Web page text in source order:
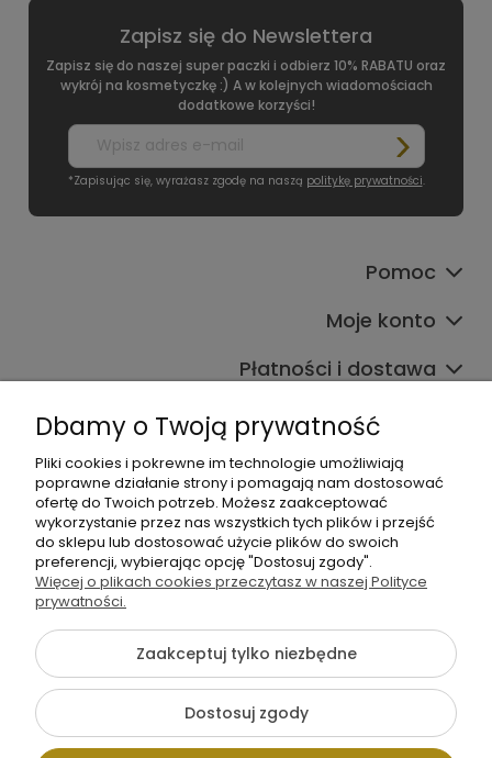
Zapisz się do Newslettera
Zapisz się do naszej super paczki i odbierz 10% RABATU oraz
wykrój na kosmetyczkę :) A w kolejnych wiadomościach
dodatkowe korzyści!
*Zapisując się, wyrażasz zgodę na naszą politykę prywatności.
Pomoc
Moje konto
Płatności i dostawa
Informacje
O nas
Pokaż pełną wersję strony
Dbamy o Twoją prywatność
Pliki cookies i pokrewne im technologie umożliwiają
poprawne działanie strony i pomagają nam dostosować
ofertę do Twoich potrzeb. Możesz zaakceptować
wykorzystanie przez nas wszystkich tych plików i przejść
do sklepu lub dostosować użycie plików do swoich
preferencji, wybierając opcję "Dostosuj zgody".
Więcej o plikach cookies przeczytasz w naszej Polityce
prywatności.
Zaakceptuj tylko niezbędne
Dostosuj zgody